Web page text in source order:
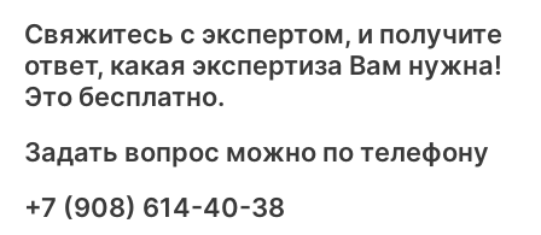
Свяжитесь с экспертом, и получите
ответ, какая экспертиза Вам нужна!
Это бесплатно.
Задать вопрос можно по телефону
+7 (908) 614-40-38